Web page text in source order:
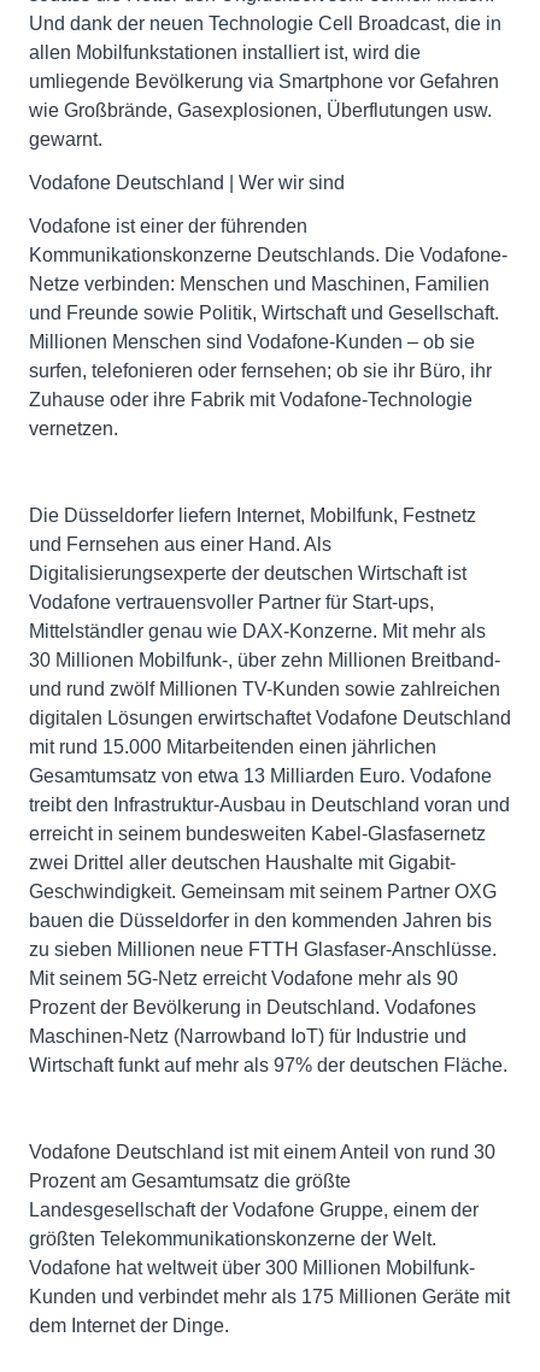
Und dank der neuen Technologie Cell Broadcast, die in
allen Mobilfunkstationen installiert ist, wird die
umliegende Bevölkerung via Smartphone vor Gefahren
wie Großbrände, Gasexplosionen, Überflutungen usw.
gewarnt.
Vodafone Deutschland | Wer wir sind
Vodafone ist einer der führenden
Kommunikationskonzerne Deutschlands. Die Vodafone-
Netze verbinden: Menschen und Maschinen, Familien
und Freunde sowie Politik, Wirtschaft und Gesellschaft.
Millionen Menschen sind Vodafone-Kunden – ob sie
surfen, telefonieren oder fernsehen; ob sie ihr Büro, ihr
Zuhause oder ihre Fabrik mit Vodafone-Technologie
vernetzen.
Die Düsseldorfer liefern Internet, Mobilfunk, Festnetz
und Fernsehen aus einer Hand. Als
Digitalisierungsexperte der deutschen Wirtschaft ist
Vodafone vertrauensvoller Partner für Start-ups,
Mittelständler genau wie DAX-Konzerne. Mit mehr als
30 Millionen Mobilfunk-, über zehn Millionen Breitband-
und rund zwölf Millionen TV-Kunden sowie zahlreichen
digitalen Lösungen erwirtschaftet Vodafone Deutschland
mit rund 15.000 Mitarbeitenden einen jährlichen
Gesamtumsatz von etwa 13 Milliarden Euro. Vodafone
treibt den Infrastruktur-Ausbau in Deutschland voran und
erreicht in seinem bundesweiten Kabel-Glasfasernetz
zwei Drittel aller deutschen Haushalte mit Gigabit-
Geschwindigkeit. Gemeinsam mit seinem Partner OXG
bauen die Düsseldorfer in den kommenden Jahren bis
zu sieben Millionen neue FTTH Glasfaser-Anschlüsse.
Mit seinem 5G-Netz erreicht Vodafone mehr als 90
Prozent der Bevölkerung in Deutschland. Vodafones
Maschinen-Netz (Narrowband IoT) für Industrie und
Wirtschaft funkt auf mehr als 97% der deutschen Fläche.
Vodafone Deutschland ist mit einem Anteil von rund 30
Prozent am Gesamtumsatz die größte
Landesgesellschaft der Vodafone Gruppe, einem der
größten Telekommunikationskonzerne der Welt.
Vodafone hat weltweit über 300 Millionen Mobilfunk-
Kunden und verbindet mehr als 175 Millionen Geräte mit
dem Internet der Dinge.